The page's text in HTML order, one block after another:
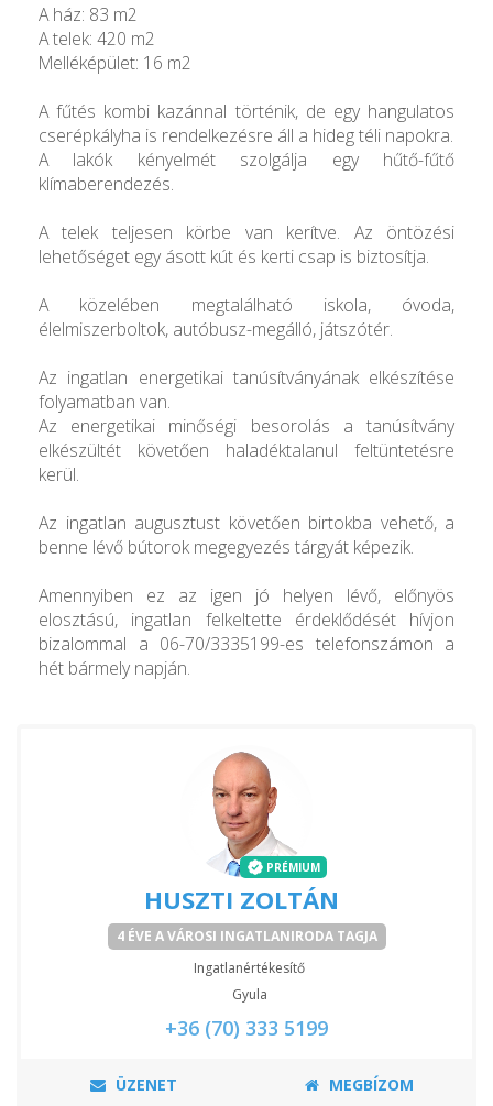
A ház: 83 m2
A telek: 420 m2
Melléképület: 16 m2
A fűtés kombi kazánnal történik, de egy hangulatos
cserépkályha is rendelkezésre áll a hideg téli napokra.
A lakók kényelmét szolgálja egy hűtő-fűtő
klímaberendezés.
A telek teljesen körbe van kerítve. Az öntözési
lehetőséget egy ásott kút és kerti csap is biztosítja.
A közelében megtalálható iskola, óvoda,
élelmiszerboltok, autóbusz-megálló, játszótér.
Az ingatlan energetikai tanúsítványának elkészítése
folyamatban van.
Az energetikai minőségi besorolás a tanúsítvány
elkészültét követően haladéktalanul feltüntetésre
kerül.
Az ingatlan augusztust követően birtokba vehető, a
benne lévő bútorok megegyezés tárgyát képezik.
Amennyiben ez az igen jó helyen lévő, előnyös
elosztású, ingatlan felkeltette érdeklődését hívjon
bizalommal a 06-70/3335199-es telefonszámon a
hét bármely napján.
PRÉMIUM
HUSZTI ZOLTÁN
4 ÉVE A VÁROSI INGATLANIRODA TAGJA
Ingatlanértékesítő
Gyula
+36 (70) 333 5199
ÜZENET MEGBÍZOM